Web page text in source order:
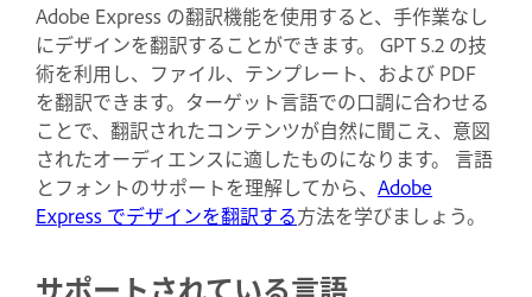
Adobe Express の翻訳機能を使用すると、手作業なし
にデザインを翻訳することができます。 GPT 5.2 の技
術を利用し、ファイル、テンプレート、および PDF
を翻訳できます。ターゲット言語での口調に合わせる
ことで、翻訳されたコンテンツが自然に聞こえ、意図
されたオーディエンスに適したものになります。 言語
とフォントのサポートを理解してから、 Adobe
Express でデザインを翻訳する方法を学びましょう。
サポートされている言語